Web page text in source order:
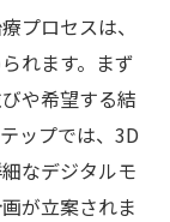
プロセスは、
れます。まず
や希望する結
ップでは、3D
なデジタルモ
が立案されま